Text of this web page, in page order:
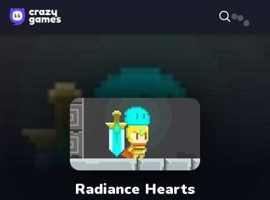
Radiance Hearts